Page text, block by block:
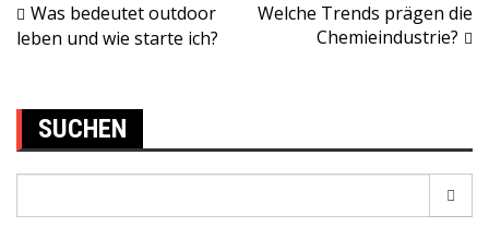
Post
Was bedeutet outdoor
leben und wie starte ich?
Welche Trends prägen die
Chemieindustrie?
SUCHEN